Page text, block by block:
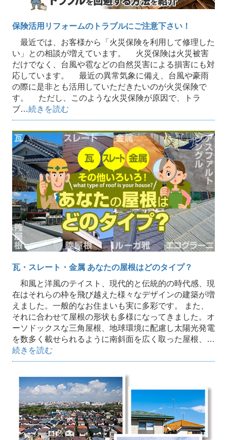
保険活用リフォームのトラブルにご注意下さい！
最近では、お客様から「火災保険を利用して修理した
い」との相談が増えています。 火災保険は火災被害
だけでなく、台風や雹などの自然災害による損害にも対
応しています。 最近の異常気象に備え、台風や豪雨
の際に是非とも活用していただきたいのが火災保険で
す。 ただし、このような火災保険が原因で、トラ
ブ…続きを読む
瓦・スレート・金属 あなたの屋根はどのタイプ？
和風と洋風のテイスト、現代的と伝統的の時代感、現
在はそれらの枠を飛び越えた様々なデザインの建築が増
えました。一般的なお住まいも実に多彩です。 また、
それに合わせて屋根の形状も多様になってきました。オ
ーソドックスな三角屋根、地球環境に配慮し太陽光発電
を数多く載せられるように南斜面を広く取った屋根、…
続きを読む